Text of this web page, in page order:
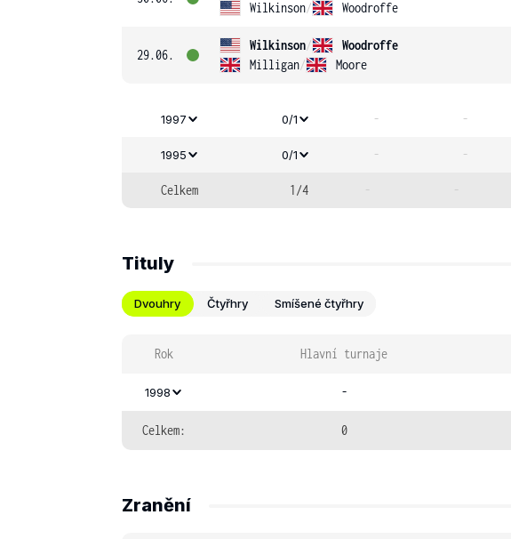
Wilkinson/ Woodroffe
29.06.
Wilkinson/
Woodroffe
Milligan/ Moore
1997 0/1 - -
1995 0/1 - -
Celkem 1/4 - -
Tituly
Dvouhry Čtyřhry Smíšené čtyřhry
Rok Hlavní turnaje
1998 -
Celkem: 0
Zranění